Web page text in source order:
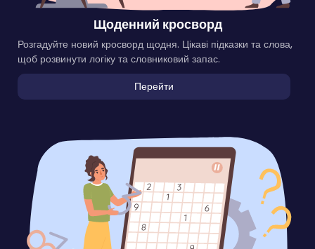
Щоденний кросворд
Розгадуйте новий кросворд щодня. Цікаві підказки та слова,
щоб розвинути логіку та словниковий запас.
Перейти